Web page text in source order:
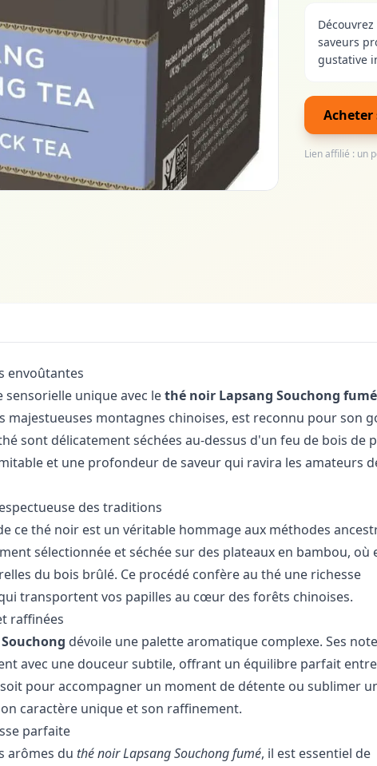
Découvrez
saveurs
gustative
Acheter
Lien affilié : un
envoûtantes
sensorielle unique avec lethé noir Lapsang Souchong
majestueuses montagnes chinoises, est reconnu pour son
sont délicatement séchées au-dessus d'un feu de bois de
et une profondeur de saveur qui ravira les amateurs
des traditions
ce thé noir est un véritable hommage aux méthodes
sélectionnée et séchée sur des plateaux en bambou, où
du bois brûlé. Ce procédé confère au thé une richesse
transportent vos papilles au cœur des forêts chinoises.
raffinées
dévoile une palette aromatique complexe. Ses
avec une douceur subtile, offrant un équilibre parfait entre
pour accompagner un moment de détente ou sublimer
caractère unique et son raffinement.
parfaite
arômes du thé noir Lapsang Souchong fumé, il est essentiel de